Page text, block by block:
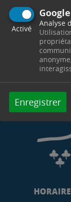
Activé
Analyse
Enregistrer
https://
Télécharger